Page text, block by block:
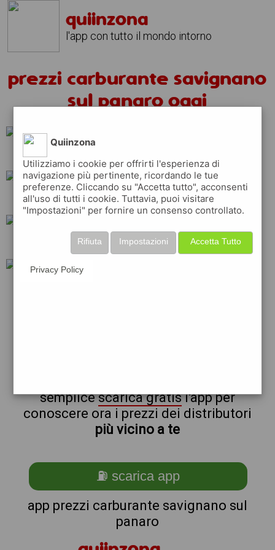
quiinzona
l'app con tutto il mondo intorno
prezzi carburante savignano
sul panaro oggi
esso total q8
eni api
semplicescarica gratisl'app per
conoscere ora i prezzi dei distributori
più vicino a te
⛽ scarica app
app prezzi carburante savignano sul
panaro
Quiinzona
Utilizziamo i cookie per offrirti l'esperienza di
navigazione più pertinente, ricordando le tue
preferenze. Cliccando su "Accetta tutto", acconsenti
all'uso di tutti i cookie. Tuttavia, puoi visitare
"Impostazioni" per fornire un consenso controllato.
Accetta Tutto
Impostazioni
Rifiuta
Privacy Policy